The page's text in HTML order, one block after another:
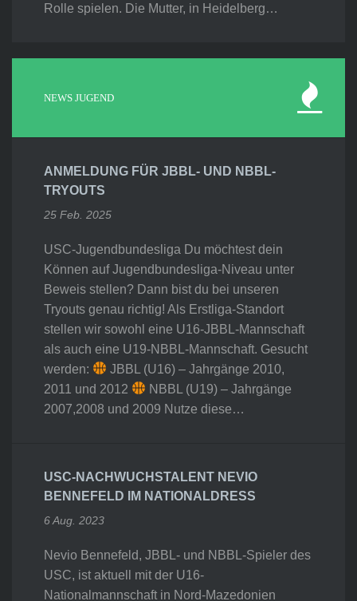
Rolle spielen. Die Mutter, in Heidelberg…
NEWS JUGEND
ANMELDUNG FÜR JBBL- UND NBBL-
TRYOUTS
25 Feb. 2025
USC-Jugendbundesliga Du möchtest dein
Können auf Jugendbundesliga-Niveau unter
Beweis stellen? Dann bist du bei unseren
Tryouts genau richtig! Als Erstliga-Standort
stellen wir sowohl eine U16-JBBL-Mannschaft
als auch eine U19-NBBL-Mannschaft. Gesucht
werden:
JBBL (U16) – Jahrgänge 2010,
2011 und 2012
NBBL (U19) – Jahrgänge
2007,2008 und 2009 Nutze diese…
USC-NACHWUCHSTALENT NEVIO
BENNEFELD IM NATIONALDRESS
6 Aug. 2023
Nevio Bennefeld, JBBL- und NBBL-Spieler des
USC, ist aktuell mit der U16-
Nationalmannschaft in Nord-Mazedonien